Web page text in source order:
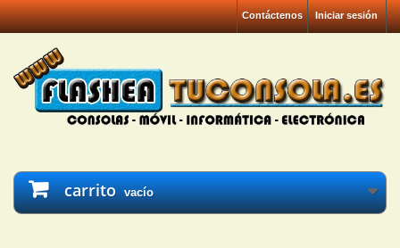
Iniciar sesión
Contáctenos
carrito vacío